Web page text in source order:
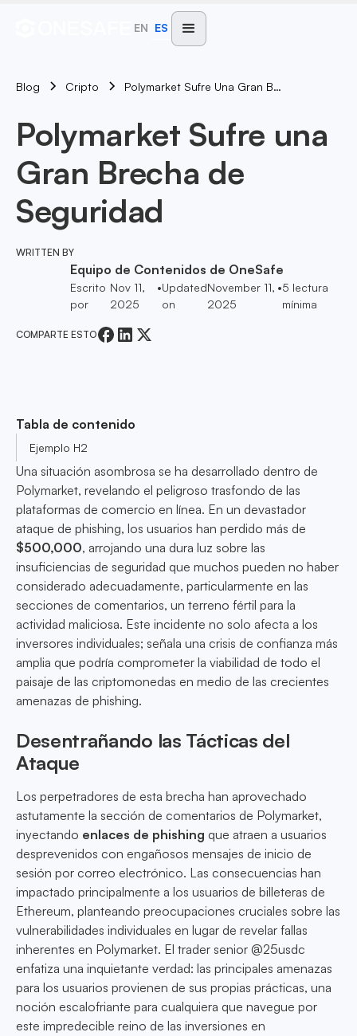
EN ES
Blog Cripto Polymarket Sufre Una Gran Brecha De Seguridad
Polymarket Sufre una
Gran Brecha de
Seguridad
WRITTEN BY
Equipo de Contenidos de OneSafe
Escrito
por
Nov 11,
2025
•Updated
on
November 11,
2025
•5 lectura
mínima
COMPARTE ESTO
Tabla de contenido
Ejemplo H2
Una situación asombrosa se ha desarrollado dentro de
Polymarket, revelando el peligroso trasfondo de las
plataformas de comercio en línea. En un devastador
ataque de phishing, los usuarios han perdido más de
$500,000, arrojando una dura luz sobre las
insuficiencias de seguridad que muchos pueden no haber
considerado adecuadamente, particularmente en las
secciones de comentarios, un terreno fértil para la
actividad maliciosa. Este incidente no solo afecta a los
inversores individuales; señala una crisis de confianza más
amplia que podría comprometer la viabilidad de todo el
paisaje de las criptomonedas en medio de las crecientes
amenazas de phishing.
Desentrañando las Tácticas del
Ataque
Los perpetradores de esta brecha han aprovechado
astutamente la sección de comentarios de Polymarket,
inyectando enlaces de phishing que atraen a usuarios
desprevenidos con engañosos mensajes de inicio de
sesión por correo electrónico. Las consecuencias han
impactado principalmente a los usuarios de billeteras de
Ethereum, planteando preocupaciones cruciales sobre las
vulnerabilidades individuales en lugar de revelar fallas
inherentes en Polymarket. El trader senior @25usdc
enfatiza una inquietante verdad: las principales amenazas
para los usuarios provienen de sus propias prácticas, una
noción escalofriante para cualquiera que navegue por
este impredecible reino de las inversiones en